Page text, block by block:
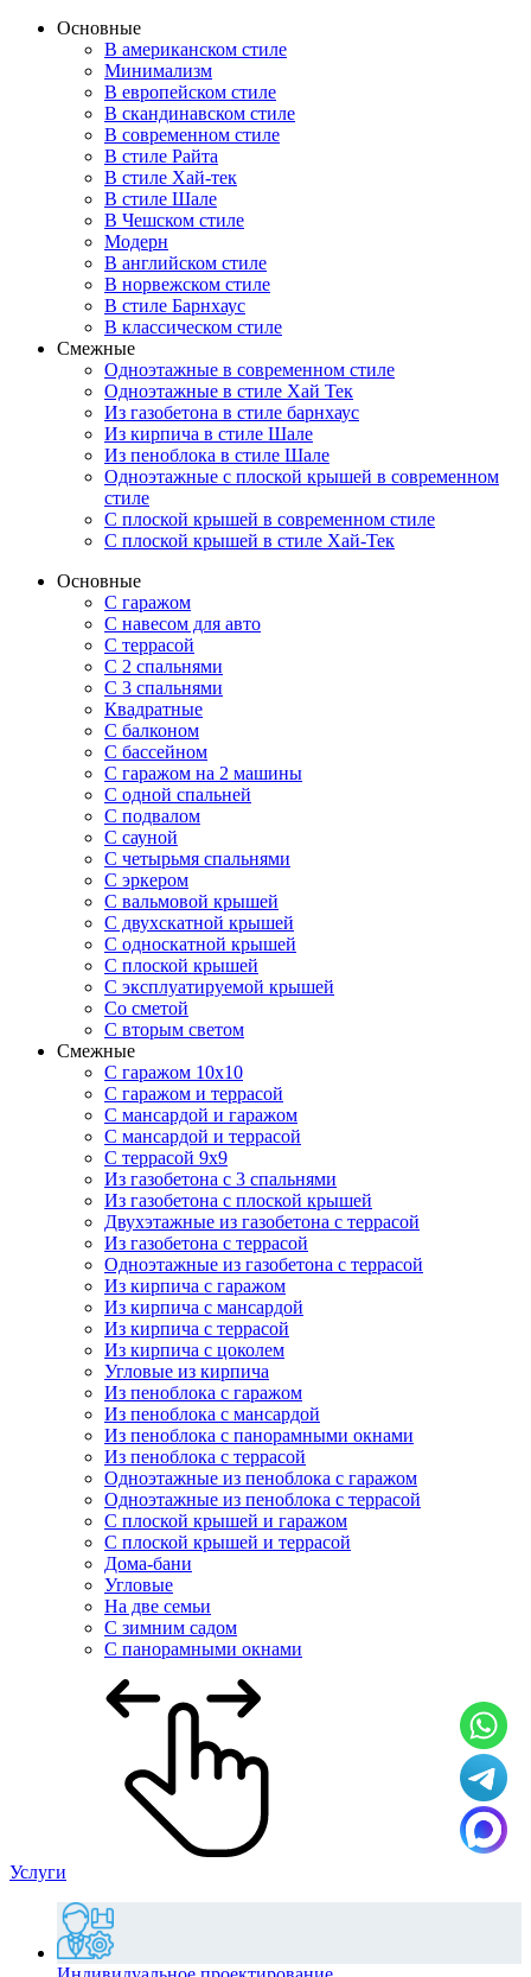
Основные
В американском стиле
Минимализм
В европейском стиле
В скандинавском стиле
В современном стиле
В стиле Райта
В стиле Хай-тек
В стиле Шале
В Чешском стиле
Модерн
В английском стиле
В норвежском стиле
В стиле Барнхаус
В классическом стиле
Смежные
Одноэтажные в современном стиле
Одноэтажные в стиле Хай Тек
Из газобетона в стиле барнхаус
Из кирпича в стиле Шале
Из пеноблока в стиле Шале
Одноэтажные с плоской крышей в современном
стиле
С плоской крышей в современном стиле
С плоской крышей в стиле Хай-Тек
Основные
С гаражом
С навесом для авто
С террасой
С 2 спальнями
С 3 спальнями
Квадратные
С балконом
С бассейном
С гаражом на 2 машины
С одной спальней
С подвалом
С сауной
С четырьмя спальнями
С эркером
С вальмовой крышей
С двухскатной крышей
С односкатной крышей
С плоской крышей
С эксплуатируемой крышей
Со сметой
С вторым светом
Смежные
С гаражом 10х10
С гаражом и террасой
С мансардой и гаражом
С мансардой и террасой
С террасой 9х9
Из газобетона с 3 спальнями
Из газобетона с плоской крышей
Двухэтажные из газобетона с террасой
Из газобетона с террасой
Одноэтажные из газобетона с террасой
Из кирпича с гаражом
Из кирпича с мансардой
Из кирпича с террасой
Из кирпича с цоколем
Угловые из кирпича
Из пеноблока с гаражом
Из пеноблока с мансардой
Из пеноблока с панорамными окнами
Из пеноблока с террасой
Одноэтажные из пеноблока с гаражом
Одноэтажные из пеноблока с террасой
С плоской крышей и гаражом
С плоской крышей и террасой
Дома-бани
Угловые
На две семьи
С зимним садом
С панорамными окнами
Услуги